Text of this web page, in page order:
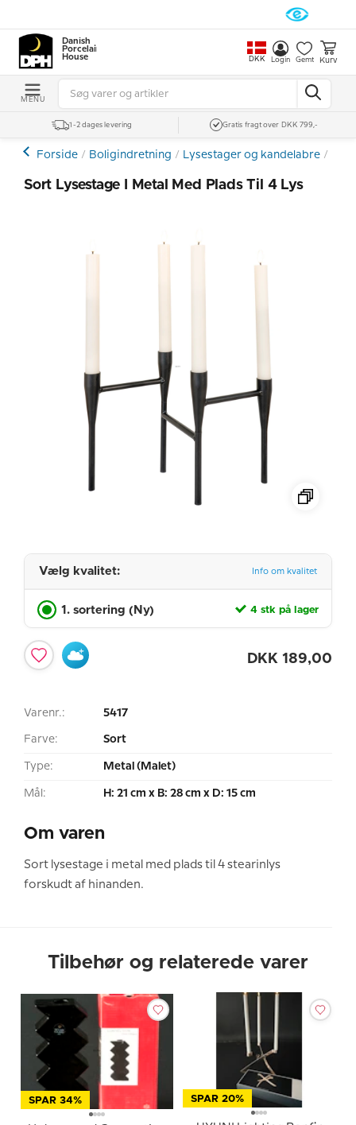
Danish
Porcelain
House
DKK Login Gemt Kurv
MENU
1-2 dages levering Gratis fragt over DKK 799,-
Forside Boligindretning Lysestager og kandelabre
Sort Lysestage I Metal Med Plads Til 4 Lys
Vælg kvalitet: Info om kvalitet
1. sortering (Ny) 4 stk på lager
DKK 189,00
Varenr.: 5417
Farve: Sort
Type: Metal (Malet)
Mål: H: 21 cm x B: 28 cm x D: 15 cm
Om varen
Sort lysestage i metal med plads til 4 stearinlys
forskudt af hinanden.
Tilbehør og relaterede varer
SPAR 34% SPAR 20%